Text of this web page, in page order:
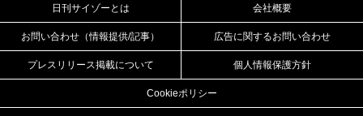
日刊サイゾーとは 会社概要
お問い合わせ（情報提供/記事） 広告に関するお問い合わせ
プレスリリース掲載について 個人情報保護方針
Cookieポリシー